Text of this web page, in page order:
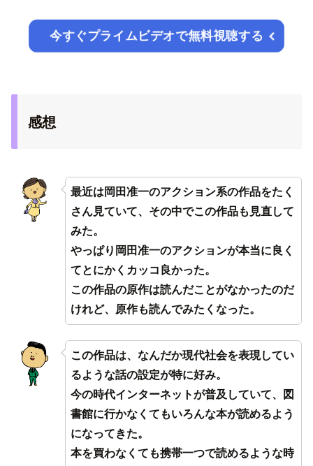
今すぐプライムビデオで無料視聴する
感想
最近は岡田准一のアクション系の作品をたく
さん見ていて、その中でこの作品も見直して
みた。
やっぱり岡田准一のアクションが本当に良く
てとにかくカッコ良かった。
この作品の原作は読んだことがなかったのだ
けれど、原作も読んでみたくなった。
この作品は、なんだか現代社会を表現してい
るような話の設定が特に好み。
今の時代インターネットが普及していて、図
書館に行かなくてもいろんな本が読めるよう
になってきた。
本を買わなくても携帯一つで読めるような時